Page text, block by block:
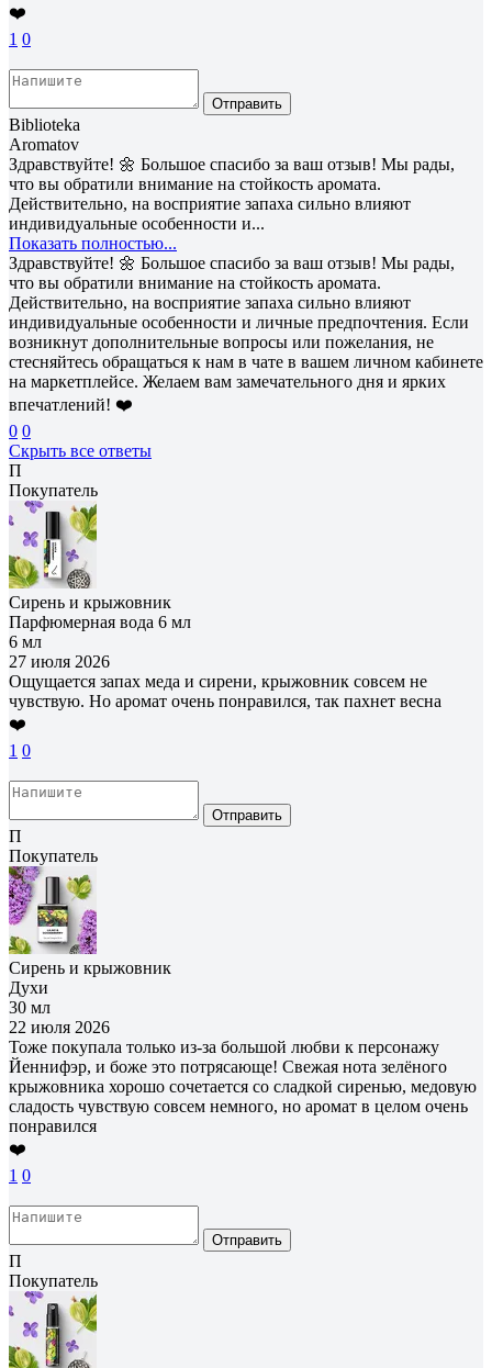
❤️
1 0
Отправить
Biblioteka
Aromatov
Здравствуйте! 🌼 Большое спасибо за ваш отзыв! Мы рады,
что вы обратили внимание на стойкость аромата.
Действительно, на восприятие запаха сильно влияют
индивидуальные особенности и...
Показать полностью...
Здравствуйте! 🌼 Большое спасибо за ваш отзыв! Мы рады,
что вы обратили внимание на стойкость аромата.
Действительно, на восприятие запаха сильно влияют
индивидуальные особенности и личные предпочтения. Если
возникнут дополнительные вопросы или пожелания, не
стесняйтесь обращаться к нам в чате в вашем личном кабинете
на маркетплейсе. Желаем вам замечательного дня и ярких
впечатлений! ❤️
0 0
Скрыть все ответы
П
Покупатель
Сирень и крыжовник
Парфюмерная вода 6 мл
6 мл
27 июля 2026
Ощущается запах меда и сирени, крыжовник совсем не
чувствую. Но аромат очень понравился, так пахнет весна
❤️
1 0
Отправить
П
Покупатель
Сирень и крыжовник
Духи
30 мл
22 июля 2026
Тоже покупала только из-за большой любви к персонажу
Йеннифэр, и боже это потрясающе! Свежая нота зелёного
крыжовника хорошо сочетается со сладкой сиренью, медовую
сладость чувствую совсем немного, но аромат в целом очень
понравился
❤️
1 0
Отправить
П
Покупатель